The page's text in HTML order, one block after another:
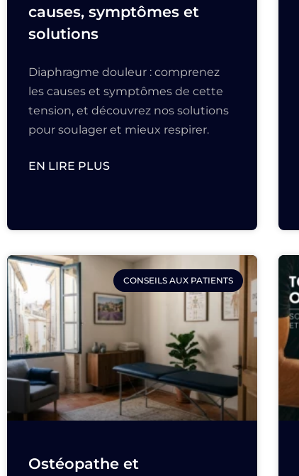
causes, symptômes et
solutions
Diaphragme douleur : comprenez
les causes et symptômes de cette
tension, et découvrez nos solutions
pour soulager et mieux respirer.
EN LIRE PLUS
CONSEILS AUX PATIENTS
Ostéopathe et